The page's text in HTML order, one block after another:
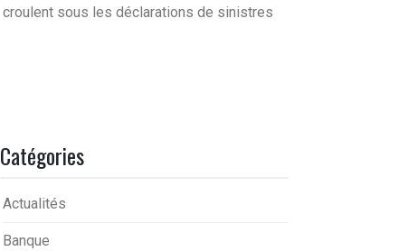
croulent sous les déclarations de sinistres
Catégories
Actualités
Banque